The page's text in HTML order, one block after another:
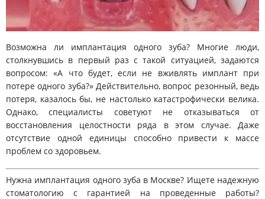
Возможна ли имплантация одного зуба? Многие люди,
столкнувшись в первый раз с такой ситуацией, задаются
вопросом: «А что будет, если не вживлять имплант при
потере одного зуба?» Действительно, вопрос резонный, ведь
потеря, казалось бы, не настолько катастрофически велика.
Однако, специалисты советуют не отказываться от
восстановления целостности ряда в этом случае. Даже
отсутствие одной единицы способно привести к массе
проблем со здоровьем.
Нужна имплантация одного зуба в Москве? Ищете надежную
стоматологию с гарантией на проведенные работы?